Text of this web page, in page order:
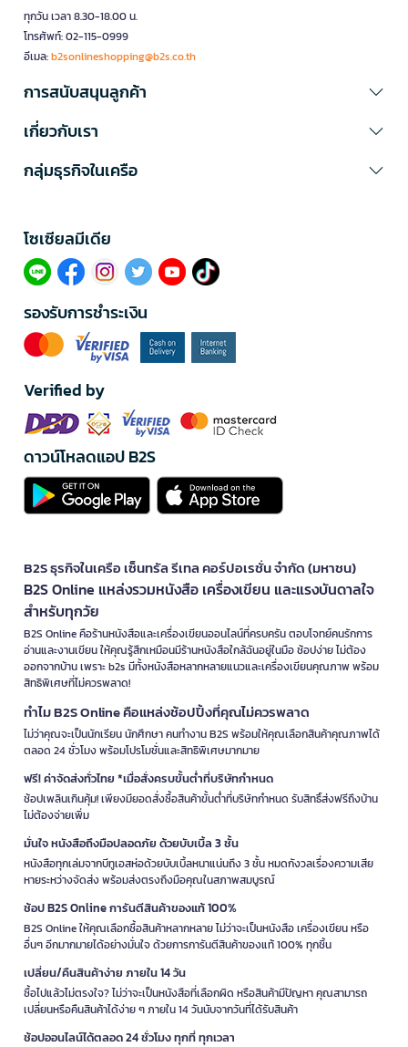
ทุกวัน เวลา 8.30-18.00 น.
โทรศัพท์: 02-115-0999
อีเมล:b2sonlineshopping@b2s.co.th
การสนับสนุนลูกค้า
เกี่ยวกับเรา
กลุ่มธุรกิจในเครือ
โซเซียลมีเดีย​
รองรับการชำระเงิน
Verified by
ดาวน์โหลดแอป B2S
B2S ธุรกิจในเครือ เซ็นทรัล รีเทล คอร์ปอเรชั่น จำกัด (มหาชน)
B2S Online แหล่งรวมหนังสือ เครื่องเขียน และแรงบันดาลใจ
สำหรับทุกวัย
B2S Online คือร้านหนังสือและเครื่องเขียนออนไลน์ที่ครบครัน ตอบโจทย์คนรักการ
อ่านและงานเขียน ให้คุณรู้สึกเหมือนมีร้านหนังสือใกล้ฉันอยู่ในมือ ช้อปง่าย ไม่ต้อง
ออกจากบ้าน เพราะ b2s มีทั้งหนังสือหลากหลายแนวและเครื่องเขียนคุณภาพ พร้อม
สิทธิพิเศษที่ไม่ควรพลาด!
ทำไม B2S Online คือแหล่งช้อปปิ้งที่คุณไม่ควรพลาด
ไม่ว่าคุณจะเป็นนักเรียน นักศึกษา คนทำงาน B2S พร้อมให้คุณเลือกสินค้าคุณภาพได้
ตลอด 24 ชั่วโมง พร้อมโปรโมชั่นและสิทธิพิเศษมากมาย
ฟรี! ค่าจัดส่งทั่วไทย *เมื่อสั่งครบขั้นต่ำที่บริษัทกำหนด
ช้อปเพลินเกินคุ้ม! เพียงมียอดสั่งซื้อสินค้าขั้นต่ำที่บริษัทกำหนด รับสิทธิ์ส่งฟรีถึงบ้าน
ไม่ต้องจ่ายเพิ่ม
มั่นใจ หนังสือถึงมือปลอดภัย ด้วยบับเบิ้ล 3 ชั้น
หนังสือทุกเล่มจากบีทูเอสห่อด้วยบับเบิ้ลหนาแน่นถึง 3 ชั้น หมดกังวลเรื่องความเสีย
หายระหว่างจัดส่ง พร้อมส่งตรงถึงมือคุณในสภาพสมบูรณ์
ช้อป B2S Online การันตีสินค้าของแท้ 100%
B2S Online ให้คุณเลือกซื้อสินค้าหลากหลาย ไม่ว่าจะเป็นหนังสือ เครื่องเขียน หรือ
อื่นๆ อีกมากมายได้อย่างมั่นใจ ด้วยการการันตีสินค้าของแท้ 100% ทุกชิ้น
เปลี่ยน/คืนสินค้าง่าย ภายใน 14 วัน
ซื้อไปแล้วไม่ตรงใจ? ไม่ว่าจะเป็นหนังสือที่เลือกผิด หรือสินค้ามีปัญหา คุณสามารถ
เปลี่ยนหรือคืนสินค้าได้ง่าย ๆ ภายใน 14 วันนับจากวันที่ได้รับสินค้า
ช้อปออนไลน์ได้ตลอด 24 ชั่วโมง ทุกที่ ทุกเวลา